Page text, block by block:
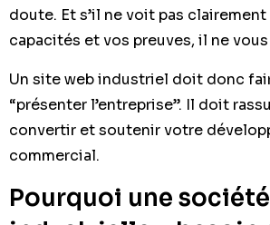
doute. Et s’il ne voit pas
capacités et vos preuves, il ne
Un site web industriel doit donc
“présenter l’entreprise”. Il doit
convertir et soutenir votre
commercial.
Pourquoi une société